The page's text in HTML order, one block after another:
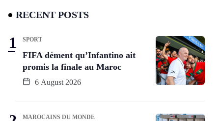
RECENT POSTS
SPORT
FIFA dément qu’Infantino ait
promis la finale au Maroc
6 August 2026
MAROCAINS DU MONDE